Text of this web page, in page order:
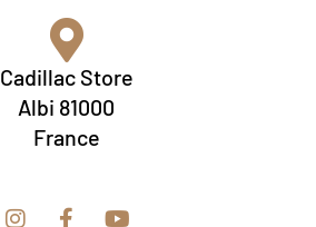
Cadillac Store
Albi 81000
France